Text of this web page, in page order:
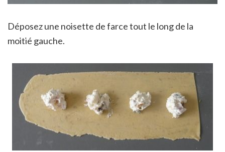
Déposez une noisette de farce tout le long de la
moitié gauche.